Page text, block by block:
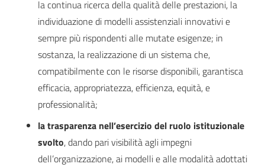
la continua ricerca della qualità delle prestazioni, la
individuazione di modelli assistenziali innovativi e
sempre più rispondenti alle mutate esigenze; in
sostanza, la realizzazione di un sistema che,
compatibilmente con le risorse disponibili, garantisca
efficacia, appropriatezza, efficienza, equità, e
professionalità;
la trasparenza nell’esercizio del ruolo istituzionale
svolto, dando pari visibilità agli impegni
dell’organizzazione, ai modelli e alle modalità adottati